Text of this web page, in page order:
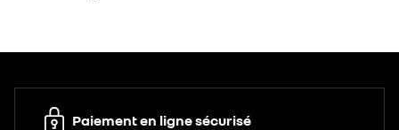
Paiement en ligne sécurisé